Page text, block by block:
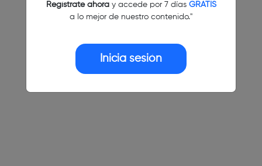
Regístrate ahoray accede por 7 días GRATIS
a lo mejor de nuestro contenido."
Inicia sesión